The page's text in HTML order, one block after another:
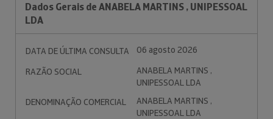
Dados Gerais de ANABELA MARTINS , UNIPESSOAL
LDA
DATA DE ÚLTIMA CONSULTA
06 agosto 2026
RAZÃO SOCIAL
ANABELA MARTINS ,
UNIPESSOAL LDA
DENOMINAÇÃO COMERCIAL
ANABELA MARTINS ,
UNIPESSOAL LDA